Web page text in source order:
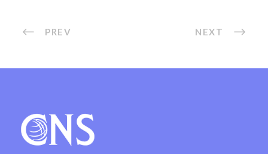
PREV NEXT